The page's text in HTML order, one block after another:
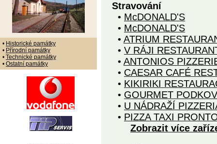
• Historické památky
• Přírodní památky
• Technické památky
• Ostatní památky
Stravování
• McDONALD'S
• McDONALD'S
• ATRIUM
• V RÁJI
• ANTONIOS
• CAESAR CAFÉ
• KIKIRIKI
• GOURMET
• U NÁDRAŽÍ
• PIZZA TAXI
Zobrazit více